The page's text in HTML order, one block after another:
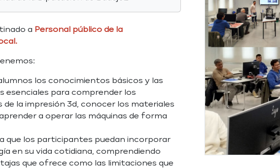
a Personal público de la
los conocimientos básicos y las
esenciales para comprender los
la impresión 3d, conocer los materiales
a operar las máquinas de forma
que los participantes puedan incorporar
en su vida cotidiana, comprendiendo
que ofrece como las limitaciones que